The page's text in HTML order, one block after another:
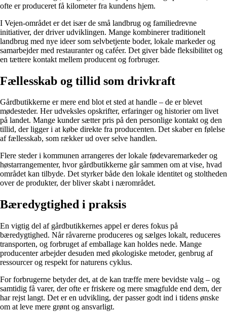
ofte er produceret få kilometer fra kundens hjem.
I Vejen-området er det især de små landbrug og familiedrevne
initiativer, der driver udviklingen. Mange kombinerer traditionelt
landbrug med nye ideer som selvbetjente boder, lokale markeder og
samarbejder med restauranter og caféer. Det giver både fleksibilitet og
en tættere kontakt mellem producent og forbruger.
Fællesskab og tillid som drivkraft
Gårdbutikkerne er mere end blot et sted at handle – de er blevet
mødesteder. Her udveksles opskrifter, erfaringer og historier om livet
på landet. Mange kunder sætter pris på den personlige kontakt og den
tillid, der ligger i at købe direkte fra producenten. Det skaber en følelse
af fællesskab, som rækker ud over selve handlen.
Flere steder i kommunen arrangeres der lokale fødevaremarkeder og
høstarrangementer, hvor gårdbutikkerne går sammen om at vise, hvad
området kan tilbyde. Det styrker både den lokale identitet og stoltheden
over de produkter, der bliver skabt i nærområdet.
Bæredygtighed i praksis
En vigtig del af gårdbutikkernes appel er deres fokus på
bæredygtighed. Når råvarerne produceres og sælges lokalt, reduceres
transporten, og forbruget af emballage kan holdes nede. Mange
producenter arbejder desuden med økologiske metoder, genbrug af
ressourcer og respekt for naturens cyklus.
For forbrugerne betyder det, at de kan træffe mere bevidste valg – og
samtidig få varer, der ofte er friskere og mere smagfulde end dem, der
har rejst langt. Det er en udvikling, der passer godt ind i tidens ønske
om at leve mere grønt og ansvarligt.